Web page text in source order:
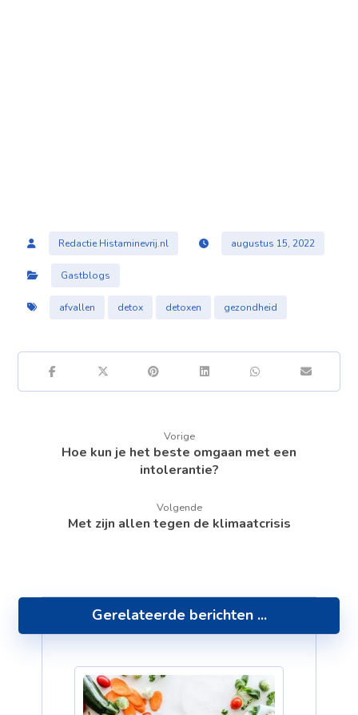
Redactie Histaminevrij.nl augustus 15, 2022
Gastblogs
afvallen detox detoxen gezondheid
Vorige
Hoe kun je het beste omgaan met een
intolerantie?
Volgende
Met zijn allen tegen de klimaatcrisis
Gerelateerde berichten ...